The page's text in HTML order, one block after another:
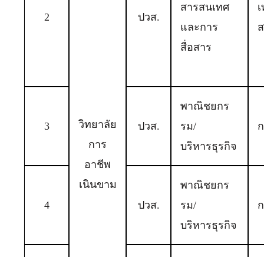
วิทยาลัย
การ
อาชีพ
เนินขาม
2 ปวส.
สารสนเทศ
และการ
สื่อสาร
3 ปวส.
พาณิชยกร
รม/
บริหารธุรกิจ
4 ปวส.
พาณิชยกร
รม/
บริหารธุรกิจ